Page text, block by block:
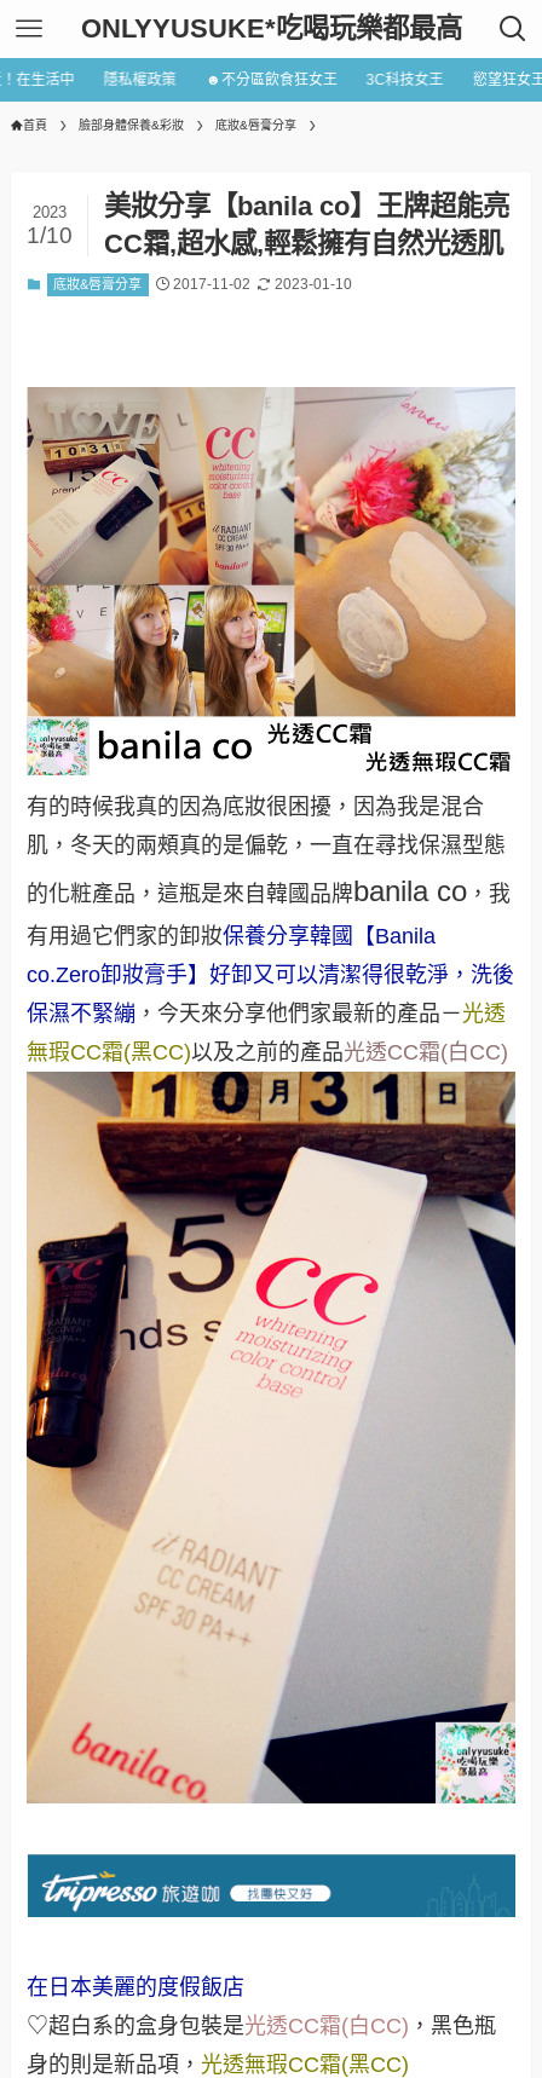
ONLYYUSUKE*吃喝玩樂都最高
在生活中 隱私權政策 ☻不分區飲食狂女王 3C科技女王 慾望狂女
首頁 臉部身體保養&彩妝 底妝&唇膏分享
美妝分享【banila co】王牌超能亮
CC霜,超水感,輕鬆擁有自然光透肌
2023
1/10
底妝&唇膏分享 2017-11-02 2023-01-10
有的時候我真的因為底妝很困擾，因為我是混合
肌，冬天的兩頰真的是偏乾，一直在尋找保濕型態
的化粧產品，這瓶是來自韓國品牌banila co ，我
有用過它們家的卸妝保養分享韓國【Banila
co.Zero卸妝膏手】好卸又可以清潔得很乾淨，洗後
保濕不緊繃 ，今天來分享他們家最新的產品－光透
無瑕CC霜(黑CC)以及之前的產品光透CC霜(白CC)
在日本美麗的度假飯店
♡超白系的盒身包裝是光透CC霜(白CC) ，黑色瓶
身的則是新品項， 光透無瑕CC霜(黑CC)